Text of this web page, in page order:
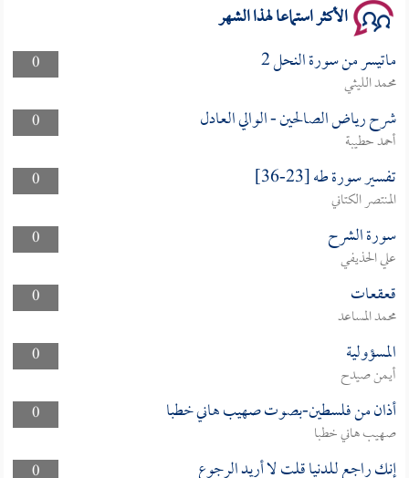
الأكثر استماعا لهذا الشهر
0 ماتيسر من سورة النحل 2
محمد الليثي
0
شرح رياض الصالحين - الوالي العادل
أحمد حطيبة
0
تفسير سورة طه [23-36]
المنتصر الكتاني
0
سورة الشرح
علي الحذيفي
0
قعقعات
محمد المساعد
0
المسؤولية
أيمن صيدح
0
أذان من فلسطين-بصوت صهيب هاني خطبا
صهيب هاني خطبا
إنك راجع للدنيا قلت لا أريد الرجوع